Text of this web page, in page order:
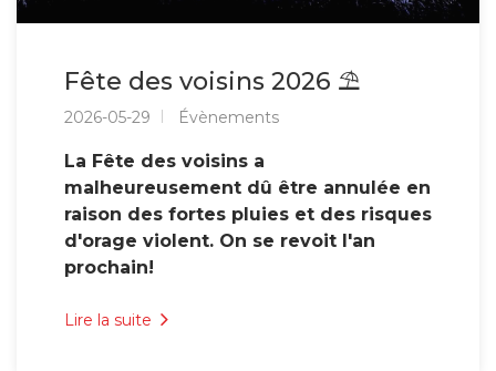
Fête des voisins 2026 ⛱️
2026-05-29 Évènements
La Fête des voisins a
malheureusement dû être annulée en
raison des fortes pluies et des risques
d'orage violent. On se revoit l'an
prochain!
Lire la suite